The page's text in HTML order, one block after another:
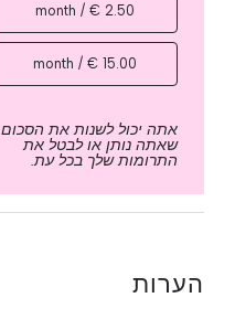
2.50 € / month
15.00 € / month
אתה יכול לשנות את הסכום
שאתה נותן או לבטל את
התרומות שלך בכל עת.
הערות